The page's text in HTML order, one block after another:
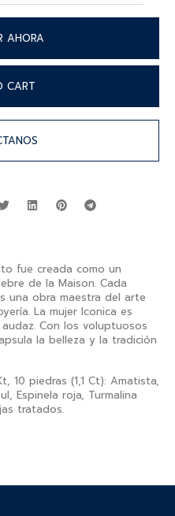
AHORA
CART
fue creada como un
de la Maison. Cada
una obra maestra del arte
La mujer Iconica es
Con los voluptuosos
la belleza y la tradición
10 piedras (1,1 Ct): Amatista,
Espinela roja, Turmalina
tratados.